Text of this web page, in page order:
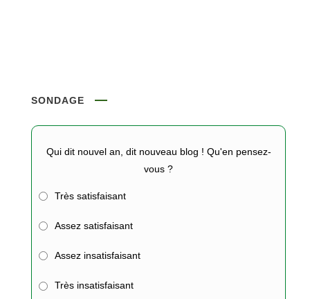
SONDAGE
Qui dit nouvel an, dit nouveau blog ! Qu'en pensez-
vous ?
Très satisfaisant
Assez satisfaisant
Assez insatisfaisant
Très insatisfaisant